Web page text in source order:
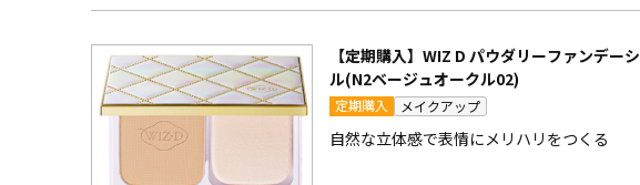
【定期購入】WIZ D パウダリーファンデー
ル(N2ベージュオークル02)
定期購入 メイクアップ
自然な立体感で表情にメリハリをつくる